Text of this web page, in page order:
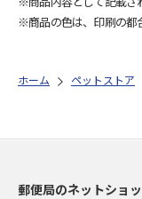
※商品の色は、印刷の都
ホーム ペットストア
郵便局のネットショ